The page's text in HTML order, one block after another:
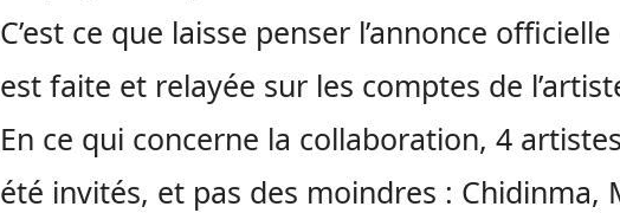
C’est ce que laisse penser l’annonce
est faite et relayée sur les comptes de
En ce qui concerne la collaboration, 4
été invités, et pas des moindres : Chidinma,